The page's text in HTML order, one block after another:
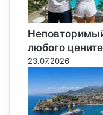
любого
23.07.2026